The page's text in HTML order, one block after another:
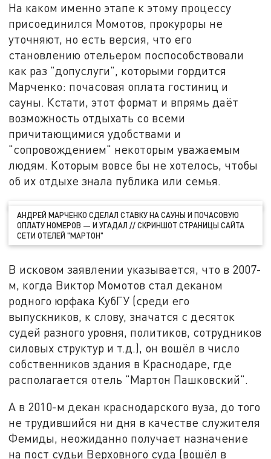
На каком именно этапе к этому процессу
присоединился Момотов, прокуроры не
уточняют, но есть версия, что его
становлению отельером поспособствовали
как раз "допуслуги", которыми гордится
Марченко: почасовая оплата гостиниц и
сауны. Кстати, этот формат и впрямь даёт
возможность отдыхать со всеми
причитающимися удобствами и
"сопровождением" некоторым уважаемым
людям. Которым вовсе бы не хотелось, чтобы
об их отдыхе знала публика или семья.
АНДРЕЙ МАРЧЕНКО СДЕЛАЛ СТАВКУ НА САУНЫ И ПОЧАСОВУЮ
ОПЛАТУ НОМЕРОВ — И УГАДАЛ // СКРИНШОТ СТРАНИЦЫ САЙТА
СЕТИ ОТЕЛЕЙ "МАРТОН"
В исковом заявлении указывается, что в 2007-
м, когда Виктор Момотов стал деканом
родного юрфака КубГУ (среди его
выпускников, к слову, значатся с десяток
судей разного уровня, политиков, сотрудников
силовых структур и т.д.), он вошёл в число
собственников здания в Краснодаре, где
располагается отель "Мартон Пашковский".
А в 2010-м декан краснодарского вуза, до того
не трудившийся ни дня в качестве служителя
Фемиды, неожиданно получает назначение
на пост судьи Верховного суда (вошёл в